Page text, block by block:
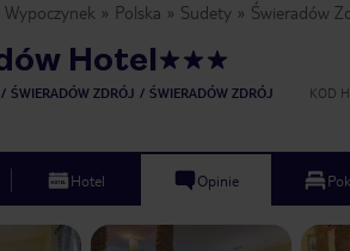
Wypoczynek Polska Sudety Świeradów
Hotel
ŚWIERADÓW ZDRÓJ ŚWIERADÓW ZDRÓJ KOD
Hotel Opinie